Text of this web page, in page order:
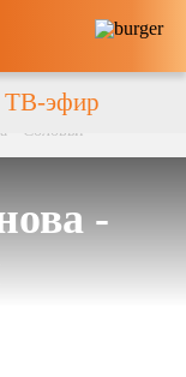
ТВ-эфир
- Соловьи
-